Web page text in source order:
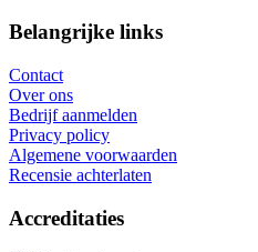
Belangrijke links
Contact
Over ons
Bedrijf aanmelden
Privacy policy
Algemene voorwaarden
Recensie achterlaten
Accreditaties